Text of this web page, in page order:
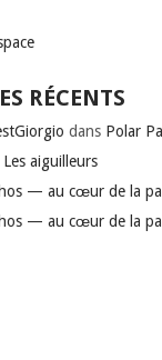
RÉCENTS
dans Polar
Les aiguilleurs
— au cœur de la
— au cœur de la